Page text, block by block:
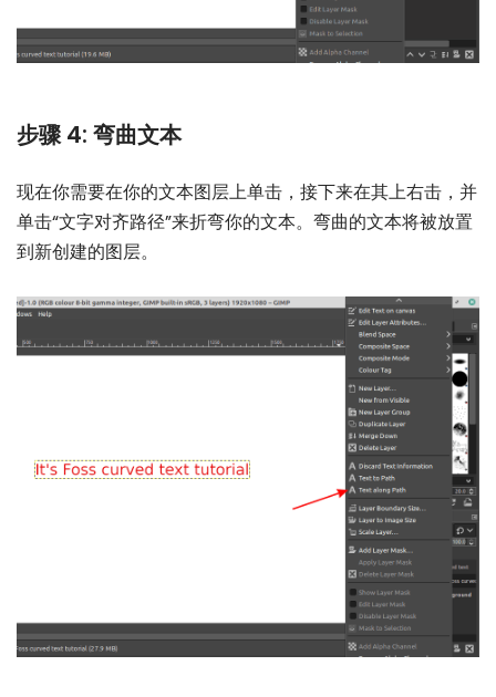
步骤 4: 弯曲文本
现在你需要在你的文本图层上单击，接下来在其上右击，并
单击“文字对齐路径”来折弯你的文本。弯曲的文本将被放置
到新创建的图层。